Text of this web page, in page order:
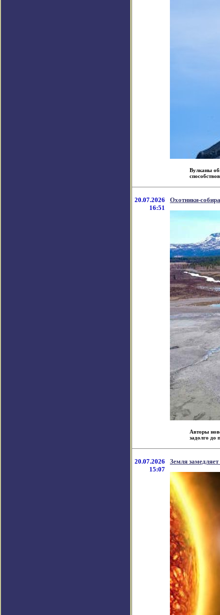
Вулканы
20.07.2026
16:51
Охотники-
Авторы
задолго до
20.07.2026
15:07
Земля